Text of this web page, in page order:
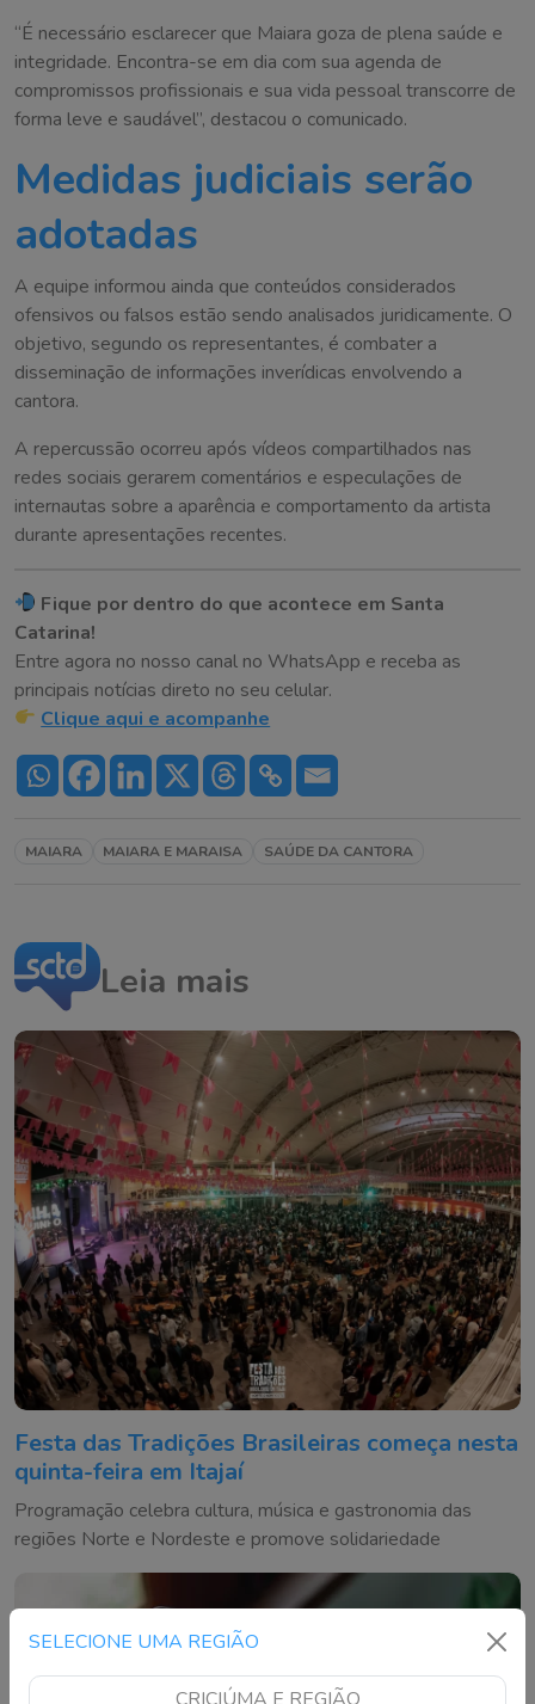
SELECIONE UMA REGIÃO
“É necessário esclarecer que Maiara goza de plena saúde e
integridade. Encontra-se em dia com sua agenda de
compromissos profissionais e sua vida pessoal transcorre de
forma leve e saudável”, destacou o comunicado.
Medidas judiciais serão
adotadas
A equipe informou ainda que conteúdos considerados
ofensivos ou falsos estão sendo analisados juridicamente. O
objetivo, segundo os representantes, é combater a
disseminação de informações inverídicas envolvendo a
cantora.
A repercussão ocorreu após vídeos compartilhados nas
redes sociais gerarem comentários e especulações de
internautas sobre a aparência e comportamento da artista
durante apresentações recentes.
Fique por dentro do que acontece em Santa
Catarina!
Entre agora no nosso canal no WhatsApp e receba as
principais notícias direto no seu celular.
Clique aqui e acompanhe
MAIARA MAIARA E MARAISA SAÚDE DA CANTORA
Leia mais
Festa das Tradições Brasileiras começa nesta
quinta-feira em Itajaí
Programação celebra cultura, música e gastronomia das
regiões Norte e Nordeste e promove solidariedade